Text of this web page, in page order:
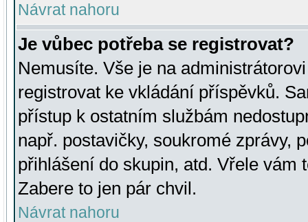
Návrat nahoru
Je vůbec potřeba se registrovat?
Nemusíte. Vše je na
registrovat ke vkládání příspěvků.
přístup k ostatním službám
např. postavičky, soukromé zprávy,
přihlášení do skupin, atd. Vřele vám
Zabere to jen pár chvil.
Návrat nahoru